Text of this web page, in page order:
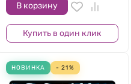
В корзину
Купить в один клик
НОВИНКА - 21%